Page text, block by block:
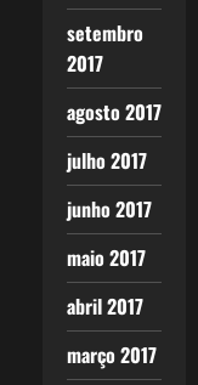
setembro
2017
agosto 2017
julho 2017
junho 2017
maio 2017
abril 2017
março 2017